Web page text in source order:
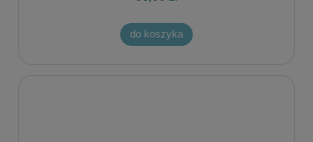
do koszyka